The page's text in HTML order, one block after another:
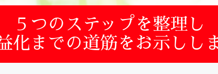
５つのステップを整理し
化までの道筋をお示しし